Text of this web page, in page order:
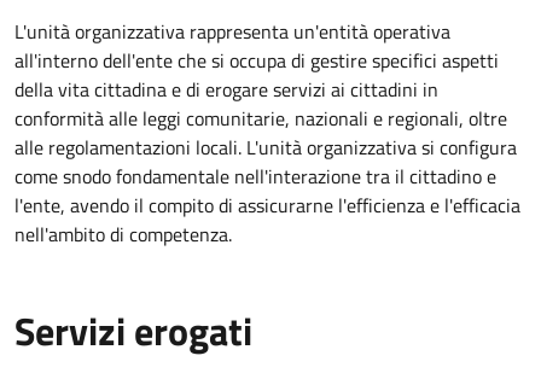
L'unità organizzativa rappresenta un'entità operativa
all'interno dell'ente che si occupa di gestire specifici aspetti
della vita cittadina e di erogare servizi ai cittadini in
conformità alle leggi comunitarie, nazionali e regionali, oltre
alle regolamentazioni locali. L'unità organizzativa si configura
come snodo fondamentale nell'interazione tra il cittadino e
l'ente, avendo il compito di assicurarne l'efficienza e l'efficacia
nell'ambito di competenza.
Servizi erogati